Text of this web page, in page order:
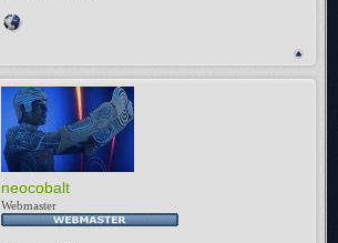
neocobalt
Webmaster